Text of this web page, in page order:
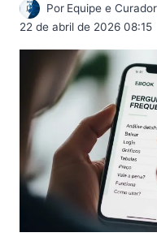
Por Equipe e
22 de abril de 2026 08:15